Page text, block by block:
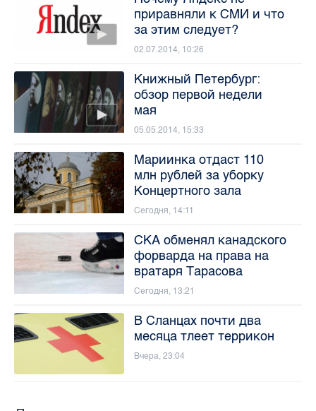
приравняли к СМИ и что
за этим следует?
02.07.2014, 10:26
Книжный Петербург:
обзор первой недели
мая
05.05.2014, 15:33
Мариинка отдаст 110
млн рублей за уборку
Концертного зала
Сегодня, 14:11
СКА обменял канадского
форварда на права на
вратаря Тарасова
Сегодня, 13:21
В Сланцах почти два
месяца тлеет террикон
Вчера, 23:04